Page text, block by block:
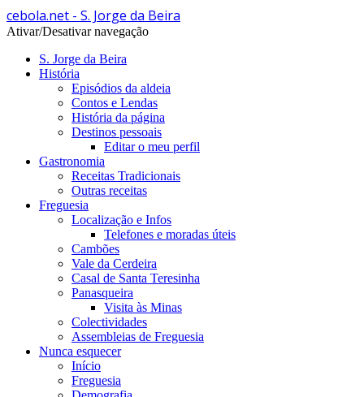
cebola.net - S. Jorge da Beira
Ativar/Desativar navegação
S. Jorge da Beira
História
Episódios da aldeia
Contos e Lendas
História da página
Destinos pessoais
Editar o meu perfil
Gastronomia
Receitas Tradicionais
Outras receitas
Freguesia
Localização e Infos
Telefones e moradas úteis
Cambões
Vale da Cerdeira
Casal de Santa Teresinha
Panasqueira
Visita às Minas
Colectividades
Assembleias de Freguesia
Nunca esquecer
Início
Freguesia